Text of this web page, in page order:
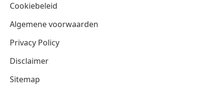
Cookiebeleid
Algemene voorwaarden
Privacy Policy
Disclaimer
Sitemap